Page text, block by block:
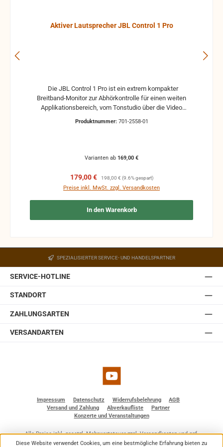
Aktiver Lautsprecher JBL Control 1 Pro
Breitband-Monitor zur Abhörkontrolle für einen weiten
Applikationsbereich, vom Tonstudio über die Video
ist bei der JBL Control 1 mit einer Magnet-Abschirmung
direkter Nähe von Video-Monitoren betrieben werden
kann, ohne unliebsame Bildstörungen zu verursachen.
Das Gehäuse der JBL Control 1 Pro besteht aus
hochverdichtetem Polypropylenschaum, der hohe
Resonanzarmut ermöglicht. Ein umfangreiches Angebot
an optionalem Montagezubehör erlaubt Wandmontage
Der Halter ist mit einem Kugelgelenk ausgestattet,
welches in der Wandplatte des Halters eingebaut ist.
Somit lässt sich die JBL Control 1 Pro auch ohne optionale
Zubehörteile einfach und schnell installieren. Sie ist
Produktnummer: 701-2558-01
Varianten ab 169,00 €
Verkaufspreis:
179,00 € Regulärer Preis:
198,00 € (9.6% gespart)
Preise inkl. MwSt. zzgl. Versandkosten
In den Warenkorb
SPEZIALISIERTER SERVICE- UND HANDELSPARTNER
SERVICE-HOTLINE
STANDORT
ZAHLUNGSARTEN
VERSANDARTEN
YouTube
Impressum Datenschutz Widerrufsbelehrung
AGB
Versand und Zahlung
Abverkaufliste
Partner
Konzerte und Veranstaltungen
Alle Preise inkl. gesetzl. Mehrwertsteuer zzgl.Versandkostenund ggf.
Nachnahmegebühren, wenn nicht anders angegeben.
Diese Website verwendet Cookies, um eine bestmögliche Erfahrung bieten zu